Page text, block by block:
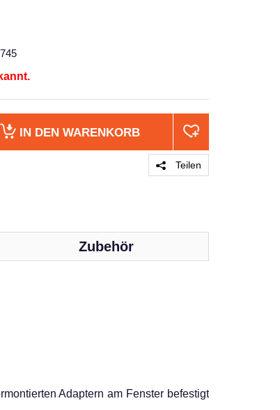
IN DEN WARENKORB
Teilen
Zubehör
Adaptern am Fenster befestigt